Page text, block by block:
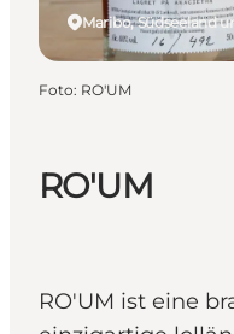
RO'UM
RO'UM ist eine
Maribo, Südseeland
Foto: RO'UM